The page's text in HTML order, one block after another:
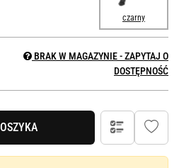
czarny
BRAK W MAGAZYNIE - ZAPYTAJ O
DOSTĘPNOŚĆ